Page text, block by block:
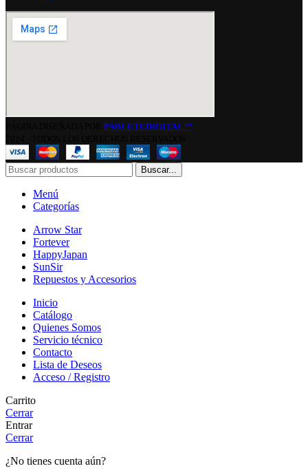
PABLETEDIGITAL™
Buscar...
Menú
Categorías
Arrow Star
Fortever
HappyJapan
SunSir
Repuestos y Accesorios
Inicio
Catálogo
Quienes Somos
Servicio técnico
Contacto
Lista de Deseos
Acceso / Registro
Carrito
Cerrar
Entrar
Cerrar
¿No tienes cuenta aún?